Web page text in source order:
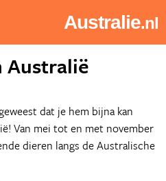
Australie.nl
Australië
dat je hem bijna kan
Van mei tot en met november
dieren langs de Australische